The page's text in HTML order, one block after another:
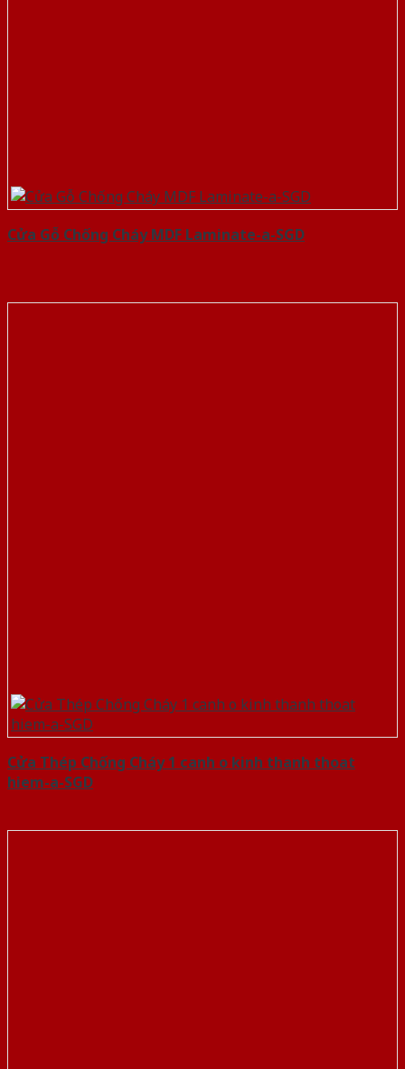
Cửa Gỗ Chống Cháy MDF Laminate-a-SGD
Cửa Thép Chống Cháy 1 canh o kinh thanh thoat
hiem-a-SGD